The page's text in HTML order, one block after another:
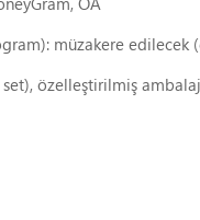
müzakere edilecek
özelleştirilmiş